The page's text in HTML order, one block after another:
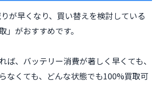
が早くなり、買い替えを検討している
」がおすすめです。
ば、バッテリー消費が著しく早くても、
なくても、どんな状態でも100%買取可